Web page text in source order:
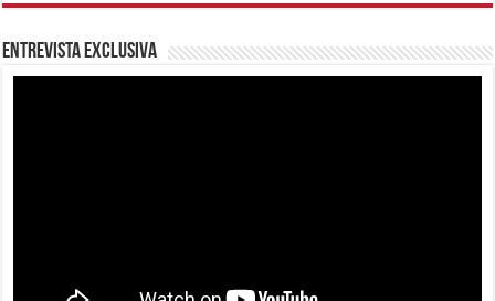
Entrevista Exclusiva